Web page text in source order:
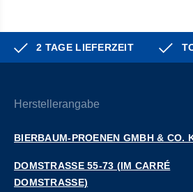
2 TAGE LIEFERZEIT
Herstellerangabe
BIERBAUM-PROENEN GMBH & CO.
DOMSTRASSE 55-73 (IM CARRÉ D
OMSTRASSE)